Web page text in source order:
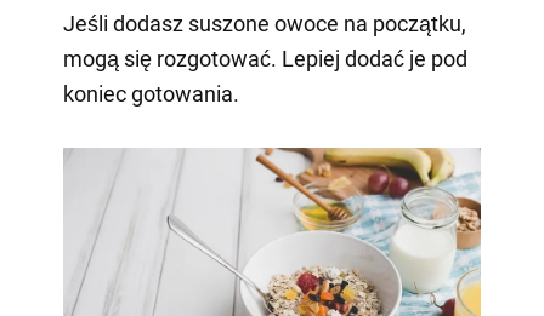
Jeśli dodasz suszone owoce na początku,
mogą się rozgotować. Lepiej dodać je pod
koniec gotowania.